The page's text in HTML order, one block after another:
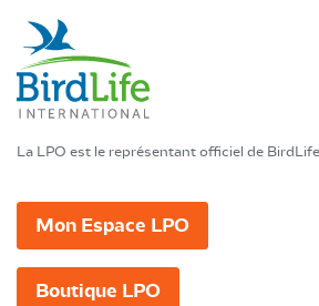
La LPO est le représentant officiel de
Mon Espace LPO
Boutique LPO